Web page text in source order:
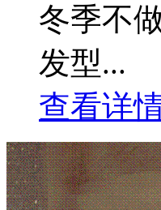
冬季不
发型...
查看详